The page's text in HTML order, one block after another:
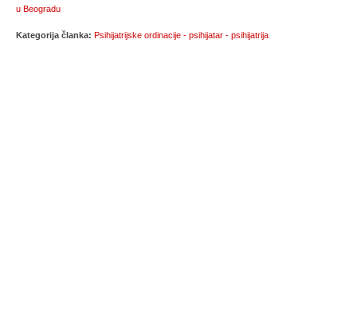
u Beogradu
Kategorija članka: Psihijatrijske ordinacije - psihijatar - psihijatrija